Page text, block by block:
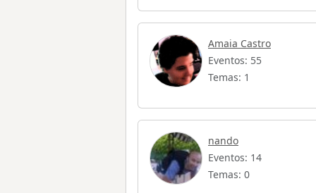
Amaia Castro
Eventos: 55
Temas: 1
nando
Eventos: 14
Temas: 0